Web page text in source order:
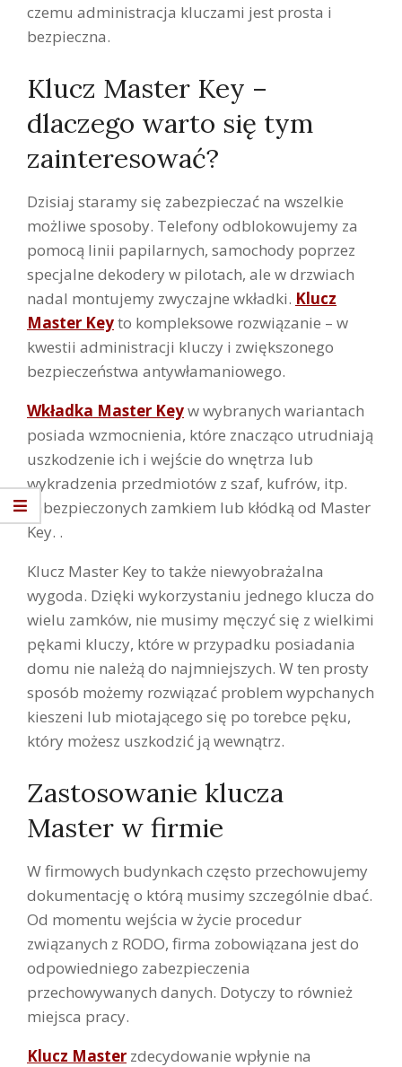
czemu administracja kluczami jest prosta i
bezpieczna.
Klucz Master Key –
dlaczego warto się tym
zainteresować?
Dzisiaj staramy się zabezpieczać na wszelkie
możliwe sposoby. Telefony odblokowujemy za
pomocą linii papilarnych, samochody poprzez
specjalne dekodery w pilotach, ale w drzwiach
nadal montujemy zwyczajne wkładki. Klucz
Master Keyto kompleksowe rozwiązanie – w
kwestii administracji kluczy i zwiększonego
bezpieczeństwa antywłamaniowego.
Wkładka Master Keyw wybranych wariantach
posiada wzmocnienia, które znacząco utrudniają
uszkodzenie ich i wejście do wnętrza lub
wykradzenia przedmiotów z szaf, kufrów, itp.
zabezpieczonych zamkiem lub kłódką od Master
Key. .
Klucz Master Key to także niewyobrażalna
wygoda. Dzięki wykorzystaniu jednego klucza do
wielu zamków, nie musimy męczyć się z wielkimi
pękami kluczy, które w przypadku posiadania
domu nie należą do najmniejszych. W ten prosty
sposób możemy rozwiązać problem wypchanych
kieszeni lub miotającego się po torebce pęku,
który możesz uszkodzić ją wewnątrz.
Zastosowanie klucza
Master w firmie
W firmowych budynkach często przechowujemy
dokumentację o którą musimy szczególnie dbać.
Od momentu wejścia w życie procedur
związanych z RODO, firma zobowiązana jest do
odpowiedniego zabezpieczenia
przechowywanych danych. Dotyczy to również
miejsca pracy.
Klucz Master zdecydowanie wpłynie na